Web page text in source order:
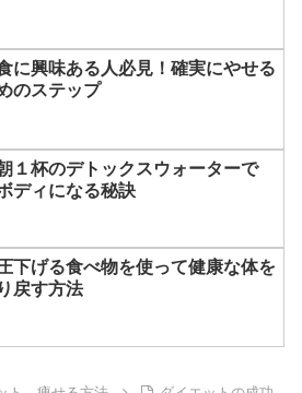
に興味ある人必見！確実にやせる
のステップ
１杯のデトックスウォーターで
ディになる秘訣
下げる食べ物を使って健康な体を
戻す方法